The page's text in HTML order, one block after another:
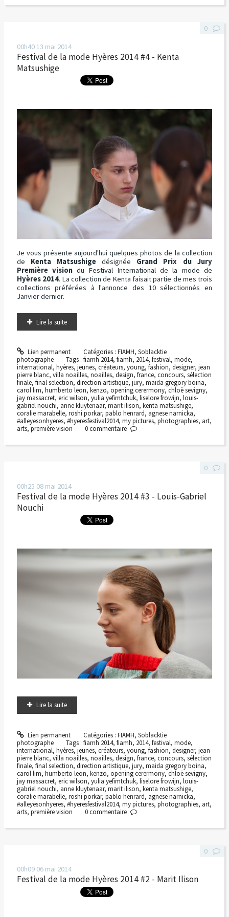
00h40 13 mai 2014
Festival de la mode Hyères 2014 #4 - Kenta
Matsushige
Je vous présente aujourd'hui quelques photos de la collection
de Kenta Matsushigedésignée Grand Prix du Jury
Première visiondu Festival International de la mode de
Hyères 2014. La collection de Kenta faisait partie de mes trois
collections préférées à l'annonce des 10 sélectionnés en
Janvier dernier.
Lire la suite
Lien permanent Catégories : FIAMH, Soblacktie
photographe
Tags :fiamh 2014,fiamh, 2014,festival,mode,
international, hyères, jeunes, créateurs, young, fashion, designer, jean
pierre blanc, villa noailles, noailles, design, france, concours, sélection
finale, final selection, direction artistique, jury, maida gregory boina,
carol lim, humberto leon, kenzo, opening cerermony, chloë sevigny,
jay massacret, eric wilson, yulia yefimtchuk, liselore frowijn, louis-
gabriel nouchi, anne kluytenaar, marit ilison, kenta matsushige,
coralie marabelle, roshi porkar, pablo henrard, agnese narnicka,
#alleyesonhyeres, #hyeresfestival2014, my pictures, photographies, art,
arts, première vision
0
0commentaire
00h25 08 mai 2014
Festival de la mode Hyères 2014 #3 - Louis-Gabriel
Nouchi
Lire la suite
Lien permanent Catégories : FIAMH, Soblacktie
photographe
Tags :fiamh 2014,fiamh, 2014,festival,mode,
international, hyères, jeunes, créateurs, young, fashion, designer, jean
pierre blanc, villa noailles, noailles, design, france, concours, sélection
finale, final selection, direction artistique, jury, maida gregory boina,
carol lim, humberto leon, kenzo, opening cerermony, chloë sevigny,
jay massacret, eric wilson, yulia yefimtchuk, liselore frowijn, louis-
gabriel nouchi, anne kluytenaar, marit ilison, kenta matsushige,
coralie marabelle, roshi porkar, pablo henrard, agnese narnicka,
#alleyesonhyeres, #hyeresfestival2014, my pictures, photographies, art,
arts, première vision
0
0commentaire
00h09 06 mai 2014
Festival de la mode Hyères 2014 #2 - Marit Ilison
0